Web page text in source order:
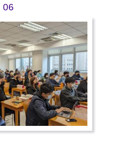
06